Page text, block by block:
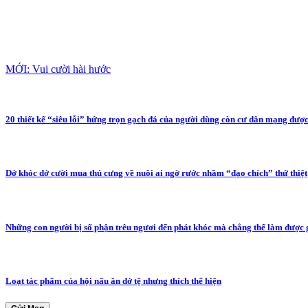
MỚI: Vui cười hài hước
20 thiết kế “siêu lỗi” hứng trọn gạch đá của người dùng còn cư dân mạng
Dở khóc dở cười mua thú cưng về nuôi ai ngờ rước nhầm “đạo chích” thứ thiệt
Những con người bị số phận trêu ngươi đến phát khóc mà chẳng thể làm được
Loạt tác phẩm của hội nấu ăn dở tệ nhưng thích thể hiện